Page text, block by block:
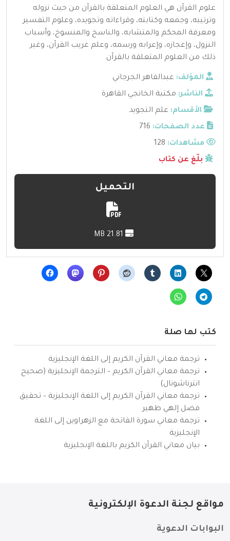
علوم القرآن هي العلوم المتعلقة بالقرآن من حيث نزوله
وترتيبه، وجمعه وكتابته، وقراءاته وتجويده، وعلوم التفسير
ومعرفة المحكم والمتشابه، والناسخ والمنسوخ، وأسباب
النزول، وإعجازه، وإعرابه ورسمه، وعلم غريب القرآن، وغير
ذلك من العلوم المتعلقة بالقرآن.
المؤلف: عبدالقاهر الجرجاني
الناشر: مكتبة الخانجي القاهرة
الأقسام: علم التجويد
عدد الصفحات: 716
مشاهدات:
بلّغ عن كتاب
التحميل
كتب لها صلة
ترجمة معاني القرآن الكريم إلى اللغة الإنجليزية
ترجمة معاني القرآن الكريم – الترجمة الإنجليزية (صحيح
انترناشونال)
ترجمة معاني القرآن الكريم إلى اللغة الإنجليزية – تحقيق
فضل إلهي ظهير
ترجمة معاني سورة الفاتحة مع الزهراوين إلى اللغة
الإنجليزية
بيان معاني القرآن الكريم باللغة الإنجليزية
مواقع لجنة الدعوة الإلكترونية
البوابات الدعوية